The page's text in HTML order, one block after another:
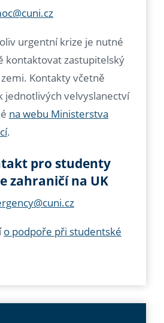
urgentní krize je nutné
kontaktovat zastupitelský
Kontakty včetně
jednotlivých velvyslanectví
na webu Ministerstva
.
pro studenty
zahraničí na UK
o podpoře při studentské